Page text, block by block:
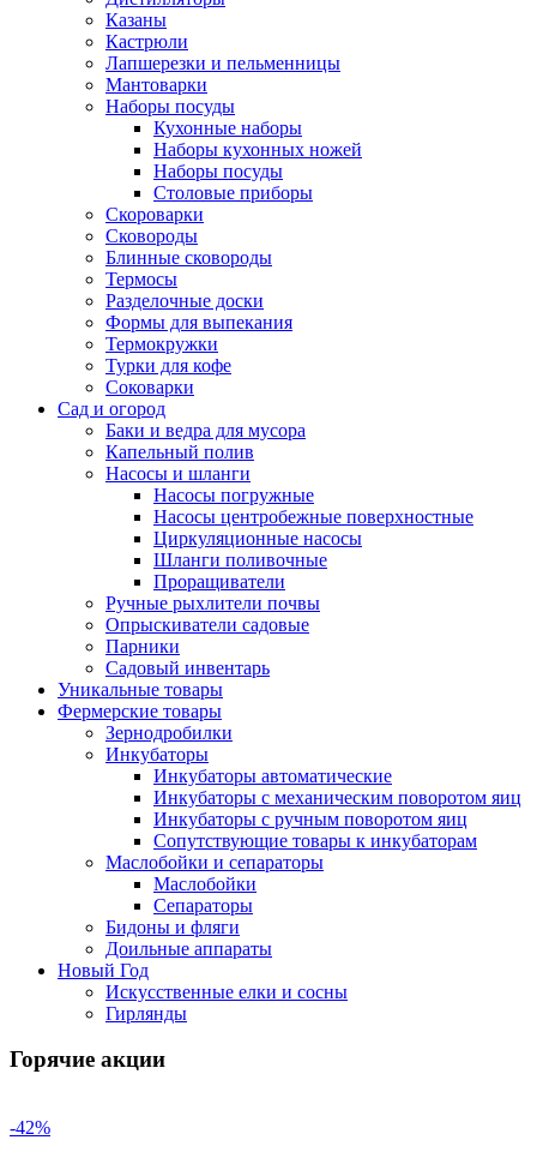
Казаны
Кастрюли
Лапшерезки и пельменницы
Мантоварки
Наборы посуды
Кухонные наборы
Наборы кухонных ножей
Наборы посуды
Столовые приборы
Скороварки
Сковороды
Блинные сковороды
Термосы
Разделочные доски
Формы для выпекания
Термокружки
Турки для кофе
Соковарки
Сад и огород
Баки и ведра для мусора
Капельный полив
Насосы и шланги
Насосы погружные
Насосы центробежные поверхностные
Циркуляционные насосы
Шланги поливочные
Проращиватели
Ручные рыхлители почвы
Опрыскиватели садовые
Парники
Садовый инвентарь
Уникальные товары
Фермерские товары
Зернодробилки
Инкубаторы
Инкубаторы автоматические
Инкубаторы с механическим поворотом яиц
Инкубаторы с ручным поворотом яиц
Сопутствующие товары к инкубаторам
Маслобойки и сепараторы
Маслобойки
Сепараторы
Бидоны и фляги
Доильные аппараты
Новый Год
Искусственные елки и сосны
Гирлянды
Горячие акции
-42%